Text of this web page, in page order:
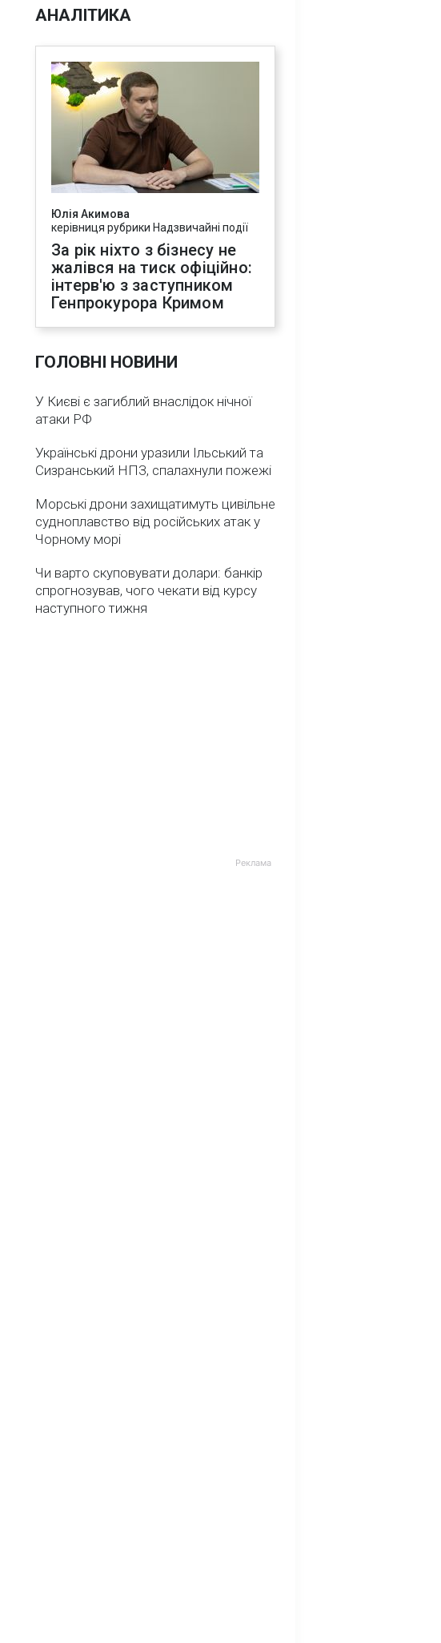
АНАЛІТИКА
Юлія Акимова
керівниця рубрики Надзвичайні події
За рік ніхто з бізнесу не
жалівся на тиск офіційно:
інтерв'ю з заступником
Генпрокурора Кримом
ГОЛОВНІ НОВИНИ
У Києві є загиблий внаслідок нічної
атаки РФ
Українські дрони уразили Ільський та
Сизранський НПЗ, спалахнули пожежі
Морські дрони захищатимуть цивільне
судноплавство від російських атак у
Чорному морі
Чи варто скуповувати долари: банкір
спрогнозував, чого чекати від курсу
наступного тижня